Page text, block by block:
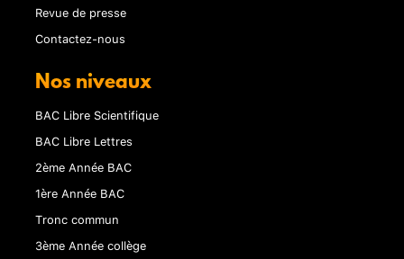
Revue de presse
Contactez-nous
Nos niveaux
BAC Libre Scientifique
BAC Libre Lettres
2ème Année BAC
1ère Année BAC
Tronc commun
3ème Année collège